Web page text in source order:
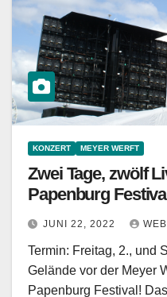
KONZERT MEYER WERFT
Zwei Tage, zwölf
Papenburg
JUNI 22, 2022
Termin: Freitag, 2., und
Gelände vor der Meyer
Papenburg Festival!